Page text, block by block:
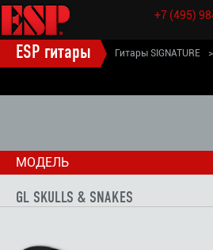
+7 (495)
ESP гитары Гитары SIGNATURE >
МОДЕЛЬ
GL SKULLS & SNAKES